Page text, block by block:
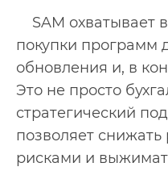
SAM охватывает
покупки программ
обновления и, в
Это не просто
стратегический
позволяет снижать
рисками и